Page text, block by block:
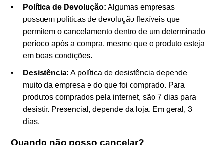
Política de Devolução: Algumas empresas
possuem políticas de devolução flexíveis que
permitem o cancelamento dentro de um determinado
período após a compra, mesmo que o produto esteja
em boas condições.
Desistência: A política de desistência depende
muito da empresa e do que foi comprado. Para
produtos comprados pela internet, são 7 dias para
desistir. Presencial, depende da loja. Em geral, 3
dias.
Quando não posso cancelar?